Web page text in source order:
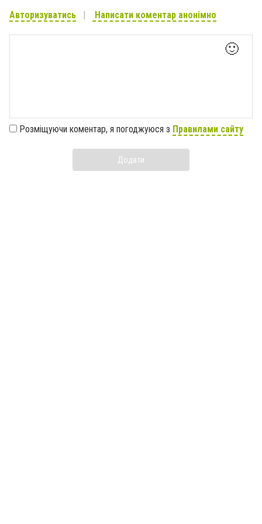
Авторизуватись Написати коментар анонімно
🙂
Розміщуючи коментар, я погоджуюся з Правилами сайту
Додати